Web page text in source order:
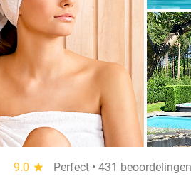
9.0 star
Perfect • 431 beoordelingen